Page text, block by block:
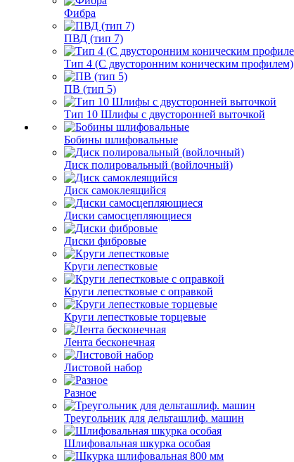
Фибра
ПВД (тип 7)
Тип 4 (С двусторонним коническим профилем)
ПВ (тип 5)
Тип 10 Шлифы с двусторонней выточкой
Бобины шлифовальные
Диск полировальный (войлочный)
Диск самоклеящийся
Диски самосцепляющиеся
Диски фибровые
Круги лепестковые
Круги лепестковые с оправкой
Круги лепестковые торцевые
Лента бесконечная
Листовой набор
Разное
Треугольник для дельташлиф. машин
Шлифовальная шкурка особая